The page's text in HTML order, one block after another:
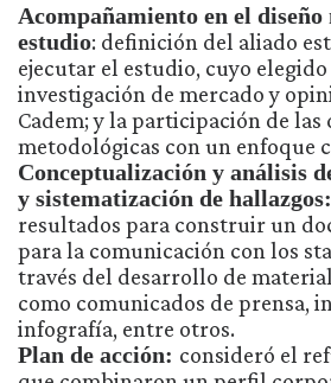
Acompañamiento en el
estudio: definición del aliado
ejecutar el estudio, cuyo
investigación de mercado y
Cadem; y la participación de las
metodológicas con un enfoque
Conceptualización y análisis
y sistematización de hallazgos:
resultados para construir un
para la comunicación con los
través del desarrollo de
como comunicados de prensa,
infografía, entre otros.
Plan de acción: consideró el